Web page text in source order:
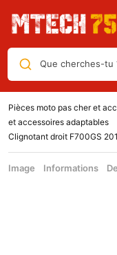
Que cherches-tu
Pièces moto pas cher et
et accessoires adaptables
Clignotant droit F700GS
Image Informations